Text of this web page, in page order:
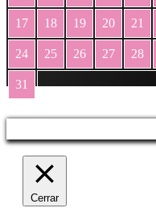
17 18 19 20 21
24 25 26 27 28
31
Cerrar